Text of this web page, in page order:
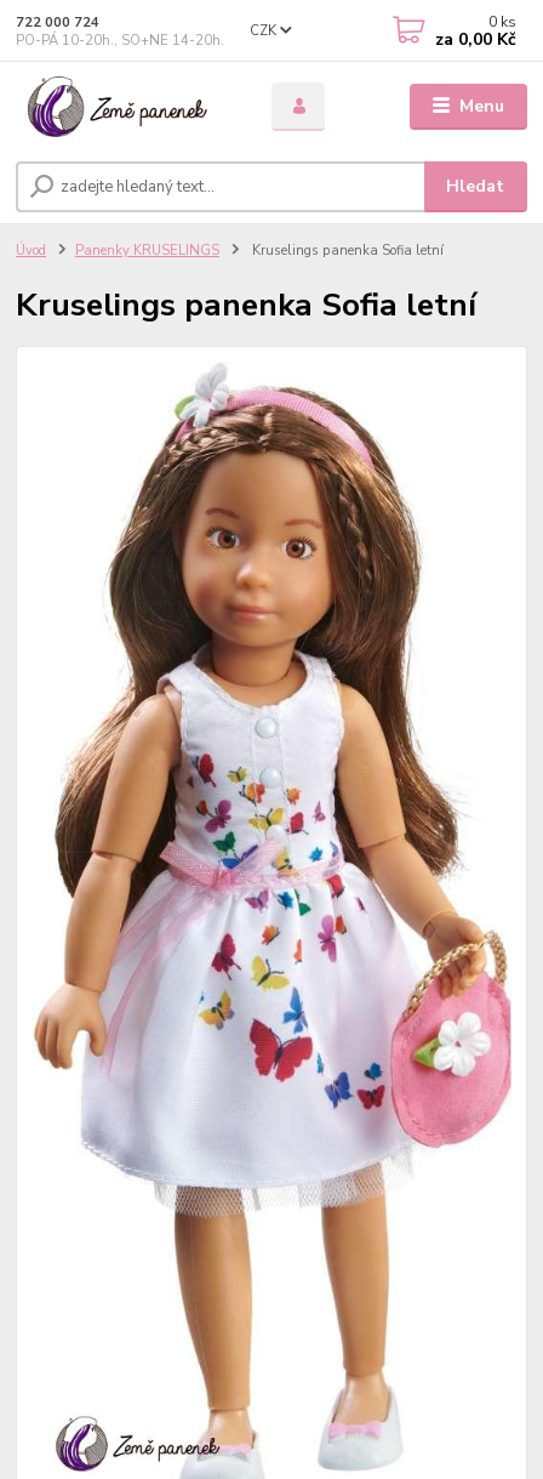
Menu
CZK
Hledat
722 000 724
PO-PÁ 10-20h., SO+NE 14-20h.
0 ks
za 0,00 Kč
Úvod Panenky KRUSELINGS Kruselings panenka Sofia letní
Kruselings panenka Sofia letní